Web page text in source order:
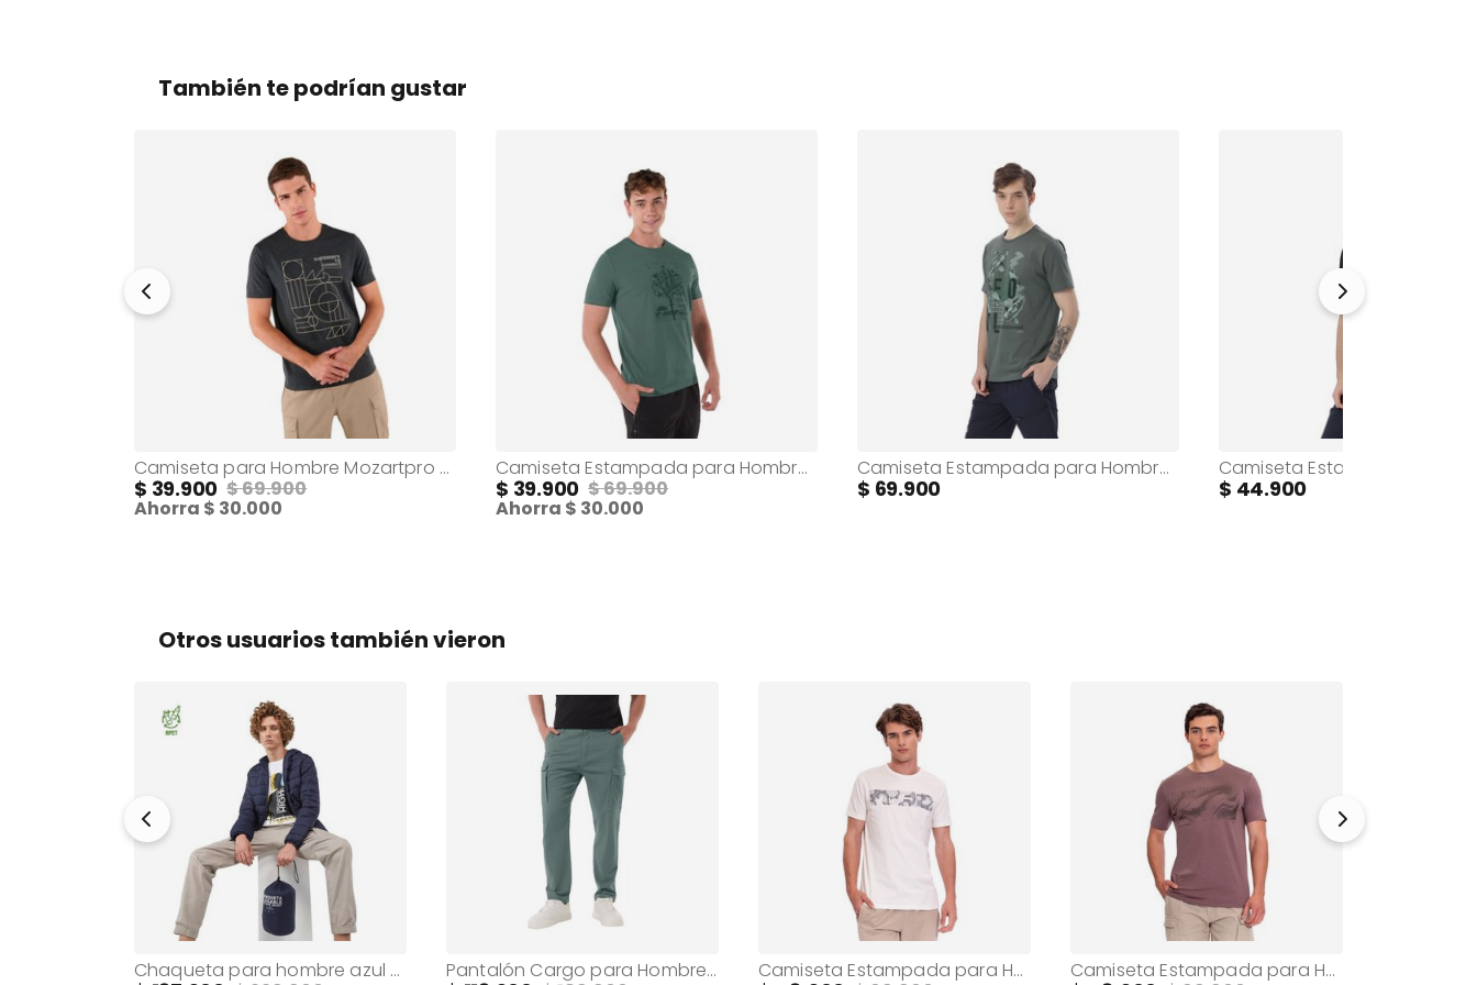
También te podrían gustar
Camiseta para Hombre Mozartpro Gris
39.900 69.900
Ahorra 30.000
Camiseta Estampada para Hombre Primen Verde
39.900 69.900
Ahorra 30.000
Camiseta Estampada para Hombre Primen Manga Corta Verde
69.900 44.900
Otros usuarios también vieron
Chaqueta para hombre azul Colormen Pantalón Cargo para Hombre Congoll Verde Camiseta Estampada para Hombre Mozartpro Blanca Camiseta Estampada para Hombre Primen Terreo